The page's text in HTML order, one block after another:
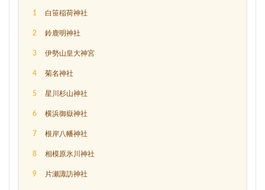
1 白笹稲荷神社
2 鈴鹿明神社
3 伊勢山皇大神宮
4 菊名神社
5 星川杉山神社
6 横浜御嶽神社
7 根岸八幡神社
8 相模原氷川神社
9 片瀬諏訪神社